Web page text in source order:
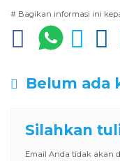
# Bagikan informasi ini
Belum ada
Silahkan
Email Anda tidak akan